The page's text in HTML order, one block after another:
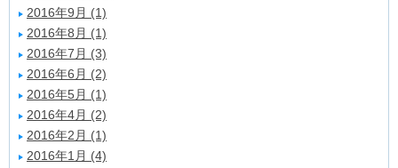
2016年9月 (1)
2016年8月 (1)
2016年7月 (3)
2016年6月 (2)
2016年5月 (1)
2016年4月 (2)
2016年2月 (1)
2016年1月 (4)